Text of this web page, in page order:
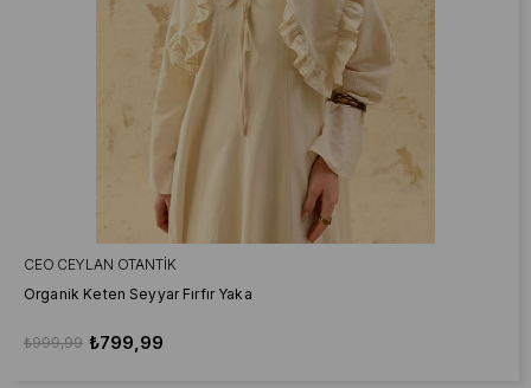
CEO CEYLAN OTANTIK
Organik Keten Seyyar Fırfır Yaka
₺799,99
₺999,99